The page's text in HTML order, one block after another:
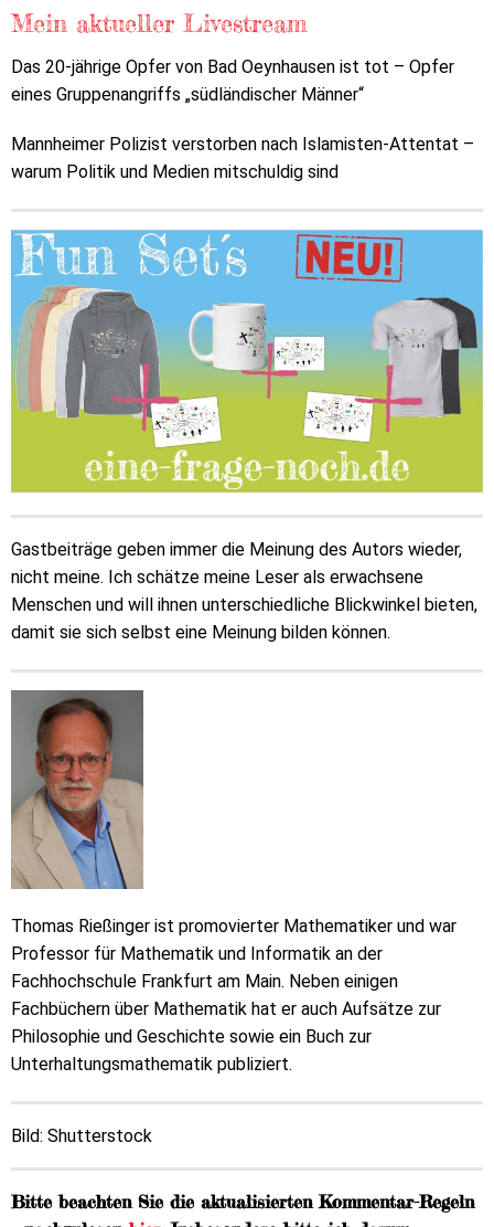
Mein aktueller Livestream
Das 20-jährige Opfer von Bad Oeynhausen ist tot – Opfer
eines Gruppenangriffs „südländischer Männer“
Mannheimer Polizist verstorben nach Islamisten-Attentat –
warum Politik und Medien mitschuldig sind
Gastbeiträge geben immer die Meinung des Autors wieder,
nicht meine. Ich schätze meine Leser als erwachsene
Menschen und will ihnen unterschiedliche Blickwinkel bieten,
damit sie sich selbst eine Meinung bilden können.
Thomas Rießinger ist promovierter Mathematiker und war
Professor für Mathematik und Informatik an der
Fachhochschule Frankfurt am Main. Neben einigen
Fachbüchern über Mathematik hat er auch Aufsätze zur
Philosophie und Geschichte sowie ein Buch zur
Unterhaltungsmathematik publiziert.
Bild: Shutterstock
Bitte beachten Sie die aktualisierten Kommentar-Regeln